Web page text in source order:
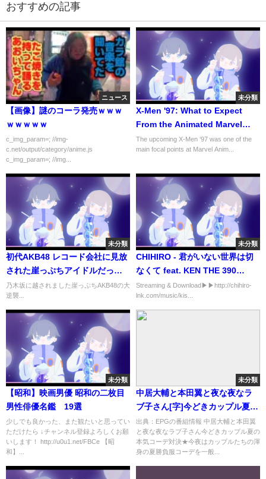
おすすめの記事
ニュース
【画像】謎のコーラ発売ｗｗｗ
ｗｗｗｗｗ
c_img_param=; //img-
c.net/output/category/anime.js
c_img_param=; //img...
未分類
X-Men '97: What to Expect
From the Animated Marvel
Sequel Series | Comic Con
2022
The upcoming X-Men ‘97 was one of the
main focal points at Marvel Anim...
未分類
初代AKB48 レコード会社に見放
された崖っぷちアイドルだった
が…
乃木坂に越されました崖っぷちAKB48の大
逆襲...
未分類
CHIHIRO - 君がいない世界は切
なくて feat. KEN THE 390
（Official MV）
Streaming & Download▶︎▶︎http://chihiro-
lnk.com/music/kis...
未分類
【昭和】映画男優 昭和の二枚目
男性俳優名鑑 19選
少しでも良かった、また観たいと思ってい
ただけたら ↓チャンネル登録よろしくお願
いします！ http://u0u1.net/FBCe 【昭
和】...
未分類
中居大輔と本田翼と夜な夜なラ
ブ子さん[字]今どきカップル夏の
本気コーデ対決★…の番組内容
解析まとめ
出典：EPGの番組情報 中居大輔と本田翼
と夜な夜なラブ子さん今どきカップル夏の
本気コーデ対決★今夜はカップルたちの渾
身の夏勝負服コーデを一般...